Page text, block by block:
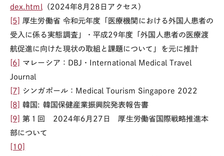
dex.html （2024年8 月 28 日アクセス）
[5] 厚生労働省 令和元年度「医療機関における外国人患者の
受入に係る実態調査」・平成29年度「外国人患者の医療渡
航促進に向けた現状の取組と課題について」を元に推計
[6] マレーシア： DBJ ・ International Medical Travel
Journal
[7]
シンガポール： Medical Tourism Singapore 2022
[8] 韓国 : 韓国保健産業振興院発表報告書
[9] 第１回 2024年6 月 27 日 厚生労働省国際戦略推進本
部について
[10]